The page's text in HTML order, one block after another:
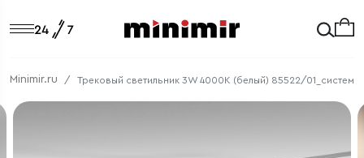
Minimir.ru Трековый светильник 3W 4000K (белый) 85522/01_система